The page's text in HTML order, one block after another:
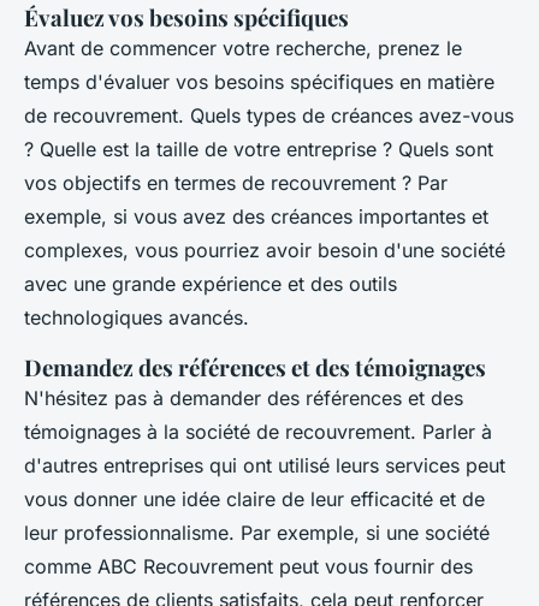
Évaluez vos besoins spécifiques
Avant de commencer votre recherche, prenez le
temps d'évaluer vos besoins spécifiques en matière
de recouvrement. Quels types de créances avez-vous
? Quelle est la taille de votre entreprise ? Quels sont
vos objectifs en termes de recouvrement ? Par
exemple, si vous avez des créances importantes et
complexes, vous pourriez avoir besoin d'une société
avec une grande expérience et des outils
technologiques avancés.
Demandez des références et des témoignages
N'hésitez pas à demander des références et des
témoignages à la société de recouvrement. Parler à
d'autres entreprises qui ont utilisé leurs services peut
vous donner une idée claire de leur efficacité et de
leur professionnalisme. Par exemple, si une société
comme ABC Recouvrement peut vous fournir des
références de clients satisfaits, cela peut renforcer